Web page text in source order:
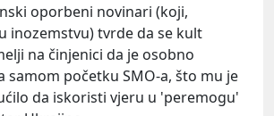
oporbeni novinari (koji,
inozemstvu) tvrde da se kult
na činjenici da je osobno
samom početku SMO-a, što mu je
da iskoristi vjeru u 'peremogu'